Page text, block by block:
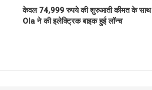
केवल 74,999 रुपये की शुरुआती कीमत के साथ
Ola ने की इलेक्ट्रिक बाइक हुई लॉन्च